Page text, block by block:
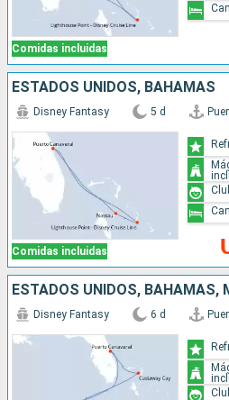
Comidas incluidas
ESTADOS UNIDOS, BAHAMAS
Comidas incluidas
Disney Fantasy 5 d
ESTADOS UNIDOS, BAHAMAS,
Disney Fantasy 6 d